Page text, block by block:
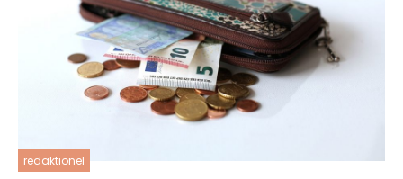
redaktionel